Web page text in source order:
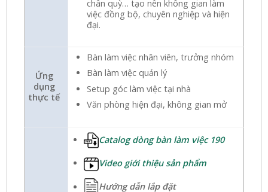
chân quỳ… tạo nên không gian làm
việc đồng bộ, chuyên nghiệp và hiện
đại.
Ứng
dụng
thực tế
Bàn làm việc nhân viên, trưởng nhóm
Bàn làm việc quản lý
Setup góc làm việc tại nhà
Văn phòng hiện đại, không gian mở
Catalog dòng bàn làm việc 190
Video giới thiệu sản phẩm
Hướng dẫn lắp đặt